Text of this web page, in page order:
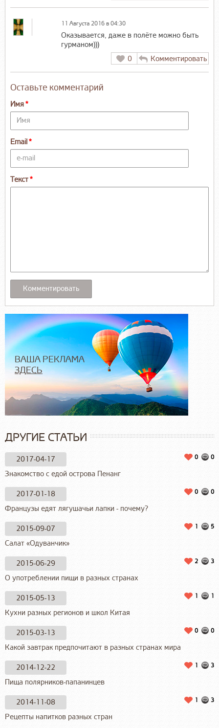
11 Августа 2016 в 04:30
Оказывается, даже в полёте можно быть
гурманом)))
0
Комментировать
Оставьте комментарий
Имя
Email
Текст
ВАША РЕКЛАМА
ЗДЕСЬ
ДРУГИЕ СТАТЬИ
2017-04-17 0
0
Знакомство с едой острова Пенанг
2017-01-18 0
0
Французы едят лягушачьи лапки - почему?
2015-09-07 5
1
Салат «Одуванчик»
2015-06-29 3
2
О употреблении пищи в разных странах
2015-05-13 1
1
Кухни разных регионов и школ Китая
2015-03-13 0
0
Какой завтрак предпочитают в разных странах мира
2014-12-22 3
1
Пища полярников-папанинцев
2014-11-08 3
1
Рецепты напитков разных стран